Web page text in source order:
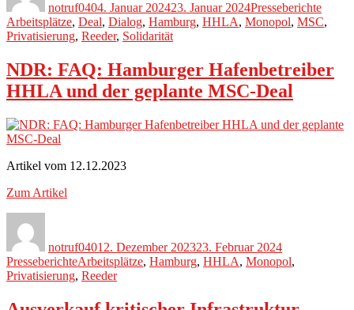
notruf0404. Januar 202423. Januar 2024Presseberichte
Arbeitsplätze, Deal, Dialog, Hamburg, HHLA, Monopol, MSC,
Privatisierung, Reeder, Solidarität
NDR: FAQ: Hamburger Hafenbetreiber
HHLA und der geplante MSC-Deal
Artikel vom 12.12.2023
Zum Artikel
notruf04012. Dezember 202323. Februar 2024
PresseberichteSchlagwörter
Arbeitsplätze, Hamburg, HHLA, Monopol,
Privatisierung, Reeder